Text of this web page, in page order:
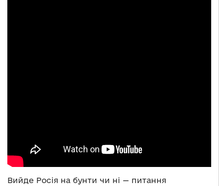
Вийде Росія на бунти чи ні — питання